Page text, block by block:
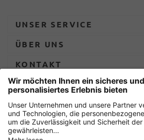
UNSER SERVICE
ÜBER UNS
KONTAKT
ZAHLUNG UND LIEFERUNG
Sicher einkaufen mit